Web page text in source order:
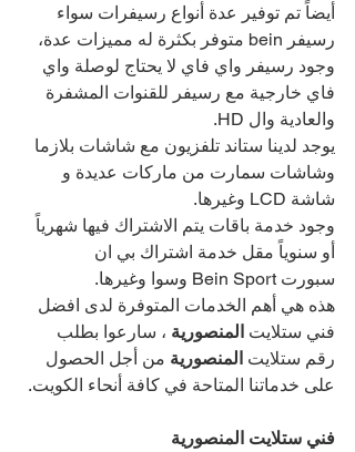
أيضاً تم توفير عدة أنواع رسيفرات سواء
رسيفر bein متوفر بكثرة له مميزات عدة،
وجود رسيفر واي فاي لا يحتاج لوصلة واي
فاي خارجية مع رسيفر للقنوات المشفرة
والعادية وال HD.
يوجد لدينا ستاند تلفزيون مع شاشات بلازما
وشاشات سمارت من ماركات عديدة و
شاشة LCD وغيرها.
وجود خدمة باقات يتم الاشتراك فيها شهرياً
أو سنوياً مقل خدمة اشتراك بي ان
سبورت Bein Sport وسوا وغيرها.
هذه هي أهم الخدمات المتوفرة لدى افضل
فني ستلايت المنصورية ، سارعوا بطلب
رقم ستلايت المنصورية من أجل الحصول
على خدماتنا المتاحة في كافة أنحاء الكويت.
فني ستلايت المنصورية